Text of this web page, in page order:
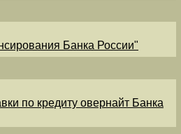
Банка России"
по кредиту овернайт Банка